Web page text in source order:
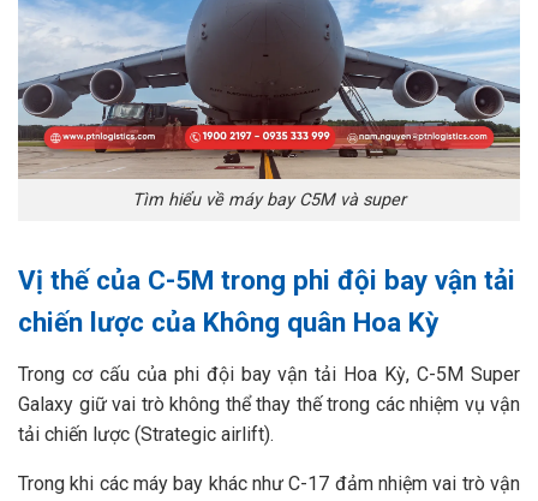
Tìm hiểu về máy bay C5M và super
Vị thế của C-5M trong phi đội bay vận tải
chiến lược của Không quân Hoa Kỳ
Trong cơ cấu của phi đội bay vận tải Hoa Kỳ, C-5M Super
Galaxy giữ vai trò không thể thay thế trong các nhiệm vụ vận
tải chiến lược (Strategic airlift).
Trong khi các máy bay khác như C-17 đảm nhiệm vai trò vận